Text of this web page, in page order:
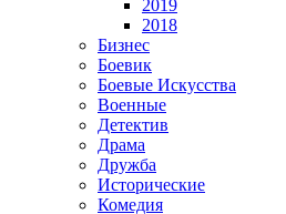
2019
2018
Бизнес
Боевик
Боевые Искусства
Военные
Детектив
Драма
Дружба
Исторические
Комедия